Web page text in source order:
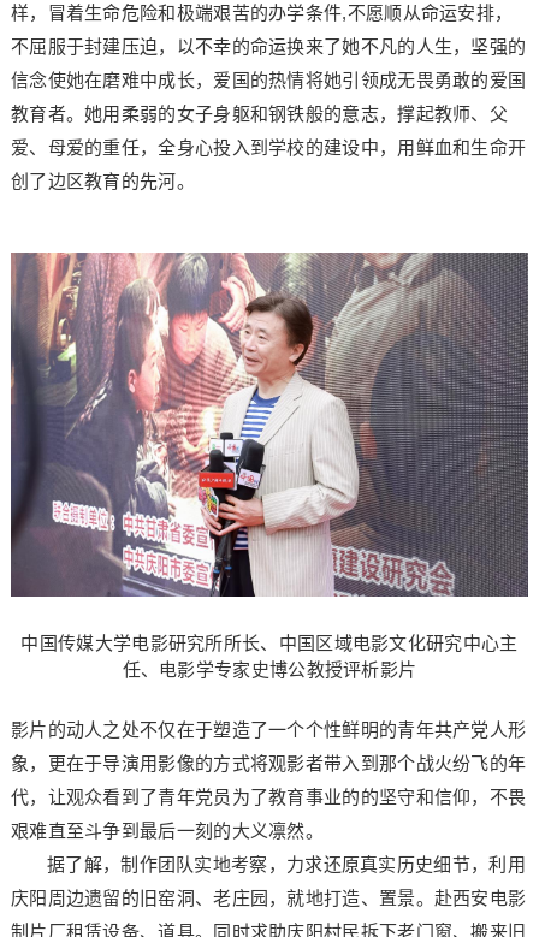
样，冒着生命危险和极端艰苦的办学条件,不愿顺从命运安排，
不屈服于封建压迫，以不幸的命运换来了她不凡的人生，坚强的
信念使她在磨难中成长，爱国的热情将她引领成无畏勇敢的爱国
教育者。她用柔弱的女子身躯和钢铁般的意志，撑起教师、父
爱、母爱的重任，全身心投入到学校的建设中，用鲜血和生命开
创了边区教育的先河。
中国传媒大学电影研究所所长、中国区域电影文化研究中心主
任、电影学专家史博公教授评析影片
影片的动人之处不仅在于塑造了一个个性鲜明的青年共产党人形
象，更在于导演用影像的方式将观影者带入到那个战火纷飞的年
代，让观众看到了青年党员为了教育事业的的坚守和信仰，不畏
艰难直至斗争到最后一刻的大义凛然。
据了解，制作团队实地考察，力求还原真实历史细节，利用
庆阳周边遗留的旧窑洞、老庄园，就地打造、置景。赴西安电影
制片厂租赁设备、道具。同时求助庆阳村民拆下老门窗、搬来旧